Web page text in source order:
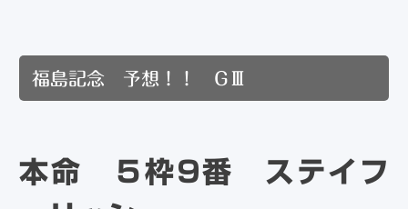
福島記念 予想！！ GⅢ
本命 ５枠9番 ステイフ